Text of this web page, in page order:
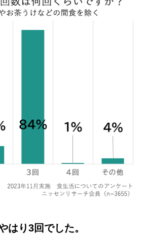
はり3回でした。